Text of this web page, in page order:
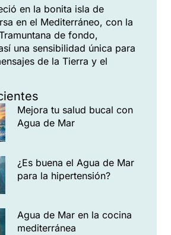
en la bonita isla de
en el Mediterráneo, con la
de fondo,
una sensibilidad única para
de la Tierra y el
Mejora tu salud bucal con
Agua de Mar
¿Es buena el Agua de Mar
para la hipertensión?
Agua de Mar en la cocina
mediterránea